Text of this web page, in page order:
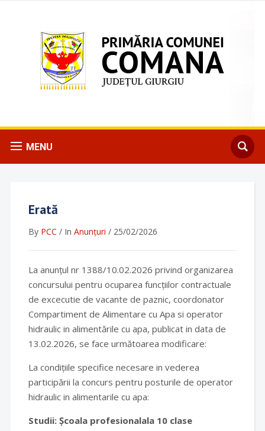
MENU
Erată
By PCC / In Anunțuri / 25/02/2026
La anunțul nr 1388/10.02.2026 privind organizarea
concursului pentru ocuparea funcțiilor contractuale
de excecutie de vacante de paznic, coordonator
Compartiment de Alimentare cu Apa si operator
hidraulic in alimentările cu apa, publicat in data de
13.02.2026, se face următoarea modificare:
La condițiile specifice necesare in vederea
participării la concurs pentru posturile de operator
hidraulic in alimentarile cu apa:
Studii: Școala profesionalala 10 clase